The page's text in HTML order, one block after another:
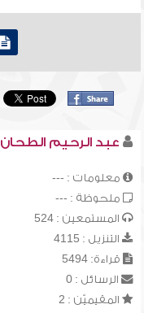
عبد الرحيم الطحان
معلومات : ---
ملحوظة : ---
المستمعين : 524
التنزيل : 4115
قراءة: 5494
الرسائل : 0
المقيميّن : 2